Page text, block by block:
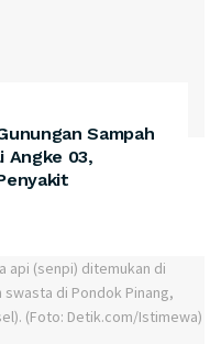
Sampah
Angke 03,